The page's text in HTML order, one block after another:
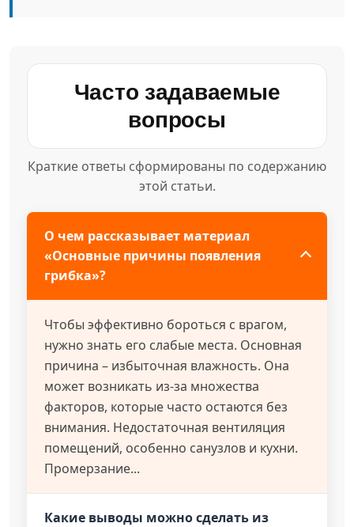
Часто задаваемые
вопросы
Краткие ответы сформированы по содержанию
этой статьи.
О чем рассказывает материал
«Основные причины появления
грибка»?
Чтобы эффективно бороться с врагом,
нужно знать его слабые места. Основная
причина – избыточная влажность. Она
может возникать из-за множества
факторов, которые часто остаются без
внимания. Недостаточная вентиляция
помещений, особенно санузлов и кухни.
Промерзание...
Какие выводы можно сделать из